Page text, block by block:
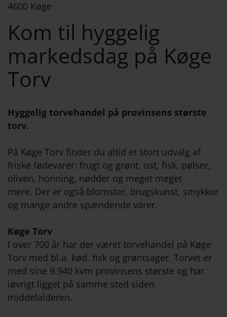
4600 Køge
Kom til hyggelig
markedsdag på Køge
Torv
Hyggelig torvehandel på provinsens største
torv.
På Køge Torv finder du altid et stort udvalg af
friske fødevarer: frugt og grønt, ost, fisk, pølser,
oliven, honning, nødder og meget meget
mere. Der er også blomster, brugskunst, smykker
og mange andre spændende varer.
Køge Torv
I over 700 år har der været torvehandel på Køge
Torv med bl.a. kød, fisk og grøntsager. Torvet er
med sine 9.940 kvm provinsens største og har
iøvrigt ligget på samme sted siden
middelalderen.